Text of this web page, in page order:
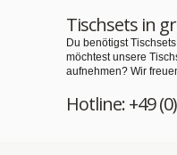
Tischsets in
Du benötigst
möchtest unsere
aufnehmen? Wir
Hotline: +49